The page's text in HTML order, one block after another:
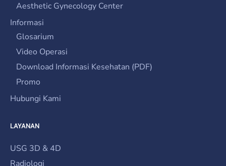
Aesthetic Gynecology Center
Informasi
Glosarium
Video Operasi
Download Informasi Kesehatan (PDF)
Promo
Hubungi Kami
LAYANAN
USG 3D & 4D
Radiologi